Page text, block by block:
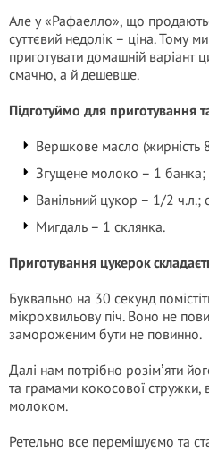
Але у «Рафаелло», що
суттєвий недолік – ціна. Тому
приготувати домашній варіант
смачно, а й дешевше.
Підготуймо для приготування
Вершкове масло (жирність
Згущене молоко – 1 банка;
Ванільний цукор – 1/2
Мигдаль – 1 склянка.
Приготування цукерок
Буквально на 30 секунд
мікрохвильову піч. Воно не
замороженим бути не повинно.
Далі нам потрібно розімʼяти
та грамами кокосової стружки,
молоком.
Ретельно все перемішуємо та